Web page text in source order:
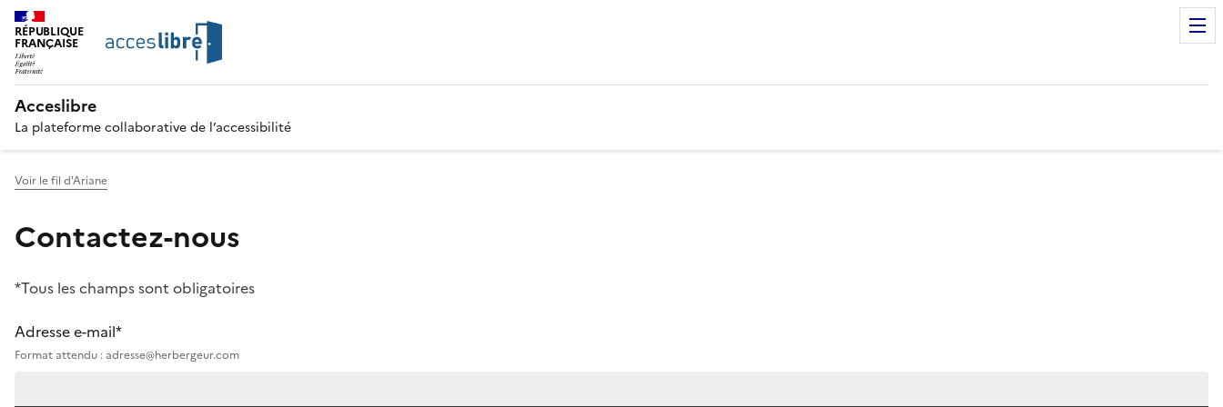
RÉPUBLIQUE
FRANÇAISE
Acceslibre
La plateforme collaborative de l’accessibilité
Voir le fil d'Ariane
Contactez-nous
*Tous les champs sont obligatoires
Adresse e-mail*
Format attendu : adresse@herbergeur.com